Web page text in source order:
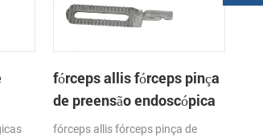
fórceps allis fórceps pinça
de preensão endoscópica
cirúrgica
fórceps allis fórceps pinça de